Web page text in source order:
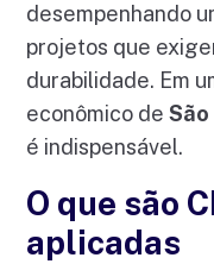
desempenhando
projetos que
durabilidade. Em
econômico deSão
é indispensável.
O que são
aplicadas